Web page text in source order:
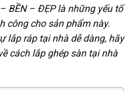
BỀN – ĐẸP là những yếu tố
công cho sản phẩm này.
lắp ráp tại nhà dễ dàng, hãy
cách lắp ghép sàn tại nhà